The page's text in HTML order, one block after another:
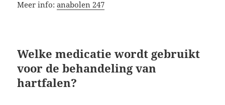
Meer info:anabolen 247
Welke medicatie wordt gebruikt
voor de behandeling van
hartfalen?